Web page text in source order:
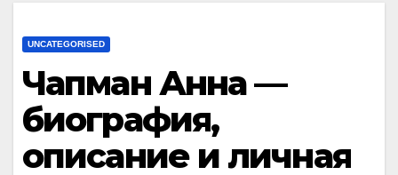
UNCATEGORISED
Чапман Анна —
биография,
описание и личная